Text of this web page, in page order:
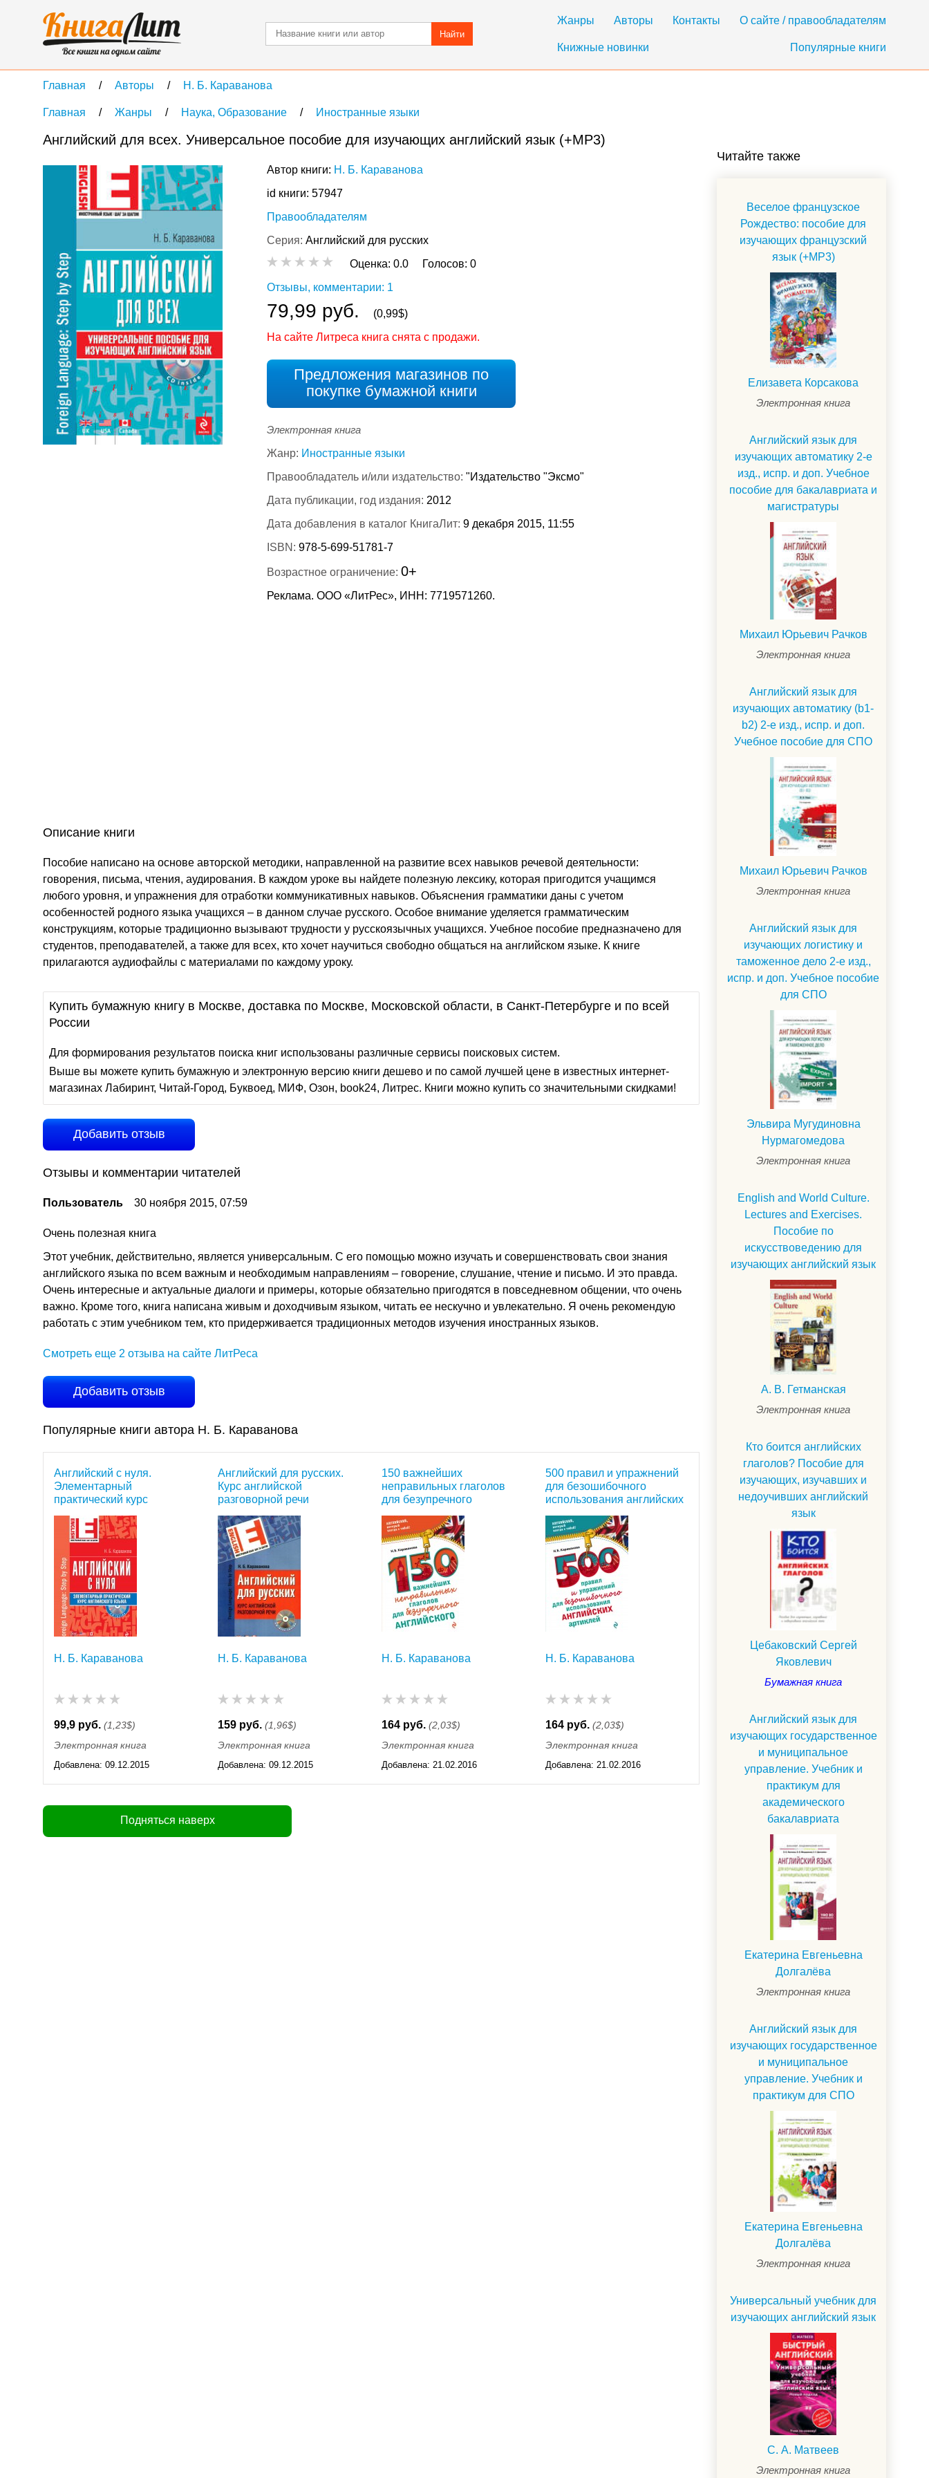
Жанры Авторы Контакты О сайте / правообладателям
Книжные новинки Популярные книги
Найти
Главная Авторы Н. Б. Караванова
Главная Жанры Наука, Образование Иностранные языки
Английский для всех. Универсальное пособие для изучающих английский язык (+MP3)
Автор книги: Н. Б. Караванова
id книги: 57947
Правообладателям
Серия: Английский для русских
Оценка: 0.0 Голосов: 0
Отзывы, комментарии: 1
79,99 руб.
(0,99$)
На сайте Литреса книга снята с продажи.
Предложения магазинов по
покупке бумажной книги
Электронная книга
Жанр: Иностранные языки
Правообладатель и/или издательство: "Издательство "Эксмо"
Дата публикации, год издания: 2012
Дата добавления в каталог КнигаЛит: 9 декабря 2015, 11:55
ISBN: 978-5-699-51781-7
Возрастное ограничение: 0+
Реклама. ООО «ЛитРес», ИНН: 7719571260.
Описание книги
Пособие написано на основе авторской методики, направленной на развитие всех навыков речевой деятельности:
говорения, письма, чтения, аудирования. В каждом уроке вы найдете полезную лексику, которая пригодится учащимся
любого уровня, и упражнения для отработки коммуникативных навыков. Объяснения грамматики даны с учетом
особенностей родного языка учащихся – в данном случае русского. Особое внимание уделяется грамматическим
конструкциям, которые традиционно вызывают трудности у русскоязычных учащихся. Учебное пособие предназначено для
студентов, преподавателей, а также для всех, кто хочет научиться свободно общаться на английском языке. К книге
прилагаются аудиофайлы с материалами по каждому уроку.
Купить бумажную книгу в Москве, доставка по Москве, Московской области, в Санкт-Петербурге и по всей
России
Для формирования результатов поиска книг использованы различные сервисы поисковых систем.
Выше вы можете купить бумажную и электронную версию книги дешево и по самой лучшей цене в известных интернет-
магазинах Лабиринт, Читай-Город, Буквоед, МИФ, Озон, book24, Литрес. Книги можно купить со значительными скидками!
Добавить отзыв
Отзывы и комментарии читателей
Пользователь 30 ноября 2015, 07:59
Очень полезная книга
Этот учебник, действительно, является универсальным. С его помощью можно изучать и совершенствовать свои знания
английского языка по всем важным и необходимым направлениям – говорение, слушание, чтение и письмо. И это правда.
Очень интересные и актуальные диалоги и примеры, которые обязательно пригодятся в повседневном общении, что очень
важно. Кроме того, книга написана живым и доходчивым языком, читать ее нескучно и увлекательно. Я очень рекомендую
работать с этим учебником тем, кто придерживается традиционных методов изучения иностранных языков.
Смотреть еще 2 отзыва на сайте ЛитРеса
Добавить отзыв
Популярные книги автора Н. Б. Караванова
Английский с нуля.
Элементарный
практический курс
Н. Б. Караванова
99,9 руб. (1,23$)
Электронная книга
Добавлена: 09.12.2015
11:55
Английский для русских.
Курс английской
разговорной речи
Н. Б. Караванова
159 руб. (1,96$)
Электронная книга
Добавлена: 09.12.2015
11:55
150 важнейших
неправильных глаголов
для безупречного
Н. Б. Караванова
164 руб. (2,03$)
Электронная книга
Добавлена: 21.02.2016
12:15
500 правил и упражнений
для безошибочного
использования английских
Н. Б. Караванова
164 руб. (2,03$)
Электронная книга
Добавлена: 21.02.2016
12:15
Подняться наверх
Читайте также
Веселое французское
Рождество: пособие для
изучающих французский
язык (+MP3)
Елизавета Корсакова
Электронная книга
Английский язык для
изучающих автоматику 2-е
изд., испр. и доп. Учебное
пособие для бакалавриата и
магистратуры
Михаил Юрьевич Рачков
Электронная книга
Английский язык для
изучающих автоматику (b1-
b2) 2-е изд., испр. и доп.
Учебное пособие для СПО
Михаил Юрьевич Рачков
Электронная книга
Английский язык для
изучающих логистику и
таможенное дело 2-е изд.,
испр. и доп. Учебное пособие
для СПО
Эльвира Мугудиновна
Нурмагомедова
Электронная книга
English and World Culture.
Lectures and Exercises.
Пособие по
искусствоведению для
изучающих английский язык
А. В. Гетманская
Электронная книга
Кто боится английских
глаголов? Пособие для
изучающих, изучавших и
недоучивших английский
язык
Цебаковский Сергей
Яковлевич
Бумажная книга
Английский язык для
изучающих государственное
и муниципальное
управление. Учебник и
практикум для
академического
бакалавриата
Екатерина Евгеньевна
Долгалёва
Электронная книга
Английский язык для
изучающих государственное
и муниципальное
управление. Учебник и
практикум для СПО
Екатерина Евгеньевна
Долгалёва
Электронная книга
Универсальный учебник для
изучающих английский язык
С. А. Матвеев
Электронная книга